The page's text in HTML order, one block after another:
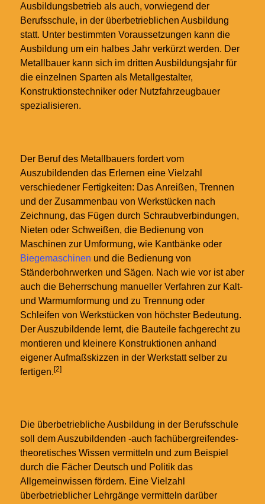
Ausbildungsbetrieb als auch, vorwiegend der
Berufsschule, in der überbetrieblichen Ausbildung
statt. Unter bestimmten Voraussetzungen kann die
Ausbildung um ein halbes Jahr verkürzt werden. Der
Metallbauer kann sich im dritten Ausbildungsjahr für
die einzelnen Sparten als Metallgestalter,
Konstruktionstechniker oder Nutzfahrzeugbauer
spezialisieren.
Der Beruf des Metallbauers fordert vom
Auszubildenden das Erlernen eine Vielzahl
verschiedener Fertigkeiten: Das Anreißen, Trennen
und der Zusammenbau von Werkstücken nach
Zeichnung, das Fügen durch Schraubverbindungen,
Nieten oder Schweißen, die Bedienung von
Maschinen zur Umformung, wie Kantbänke oder
Biegemaschinen und die Bedienung von
Ständerbohrwerken und Sägen. Nach wie vor ist aber
auch die Beherrschung manueller Verfahren zur Kalt-
und Warmumformung und zu Trennung oder
Schleifen von Werkstücken von höchster Bedeutung.
Der Auszubildende lernt, die Bauteile fachgerecht zu
montieren und kleinere Konstruktionen anhand
eigener Aufmaßskizzen in der Werkstatt selber zu
fertigen.[2]
Die überbetriebliche Ausbildung in der Berufsschule
soll dem Auszubildenden -auch fachübergreifendes-
theoretisches Wissen vermitteln und zum Beispiel
durch die Fächer Deutsch und Politik das
Allgemeinwissen fördern. Eine Vielzahl
überbetrieblicher Lehrgänge vermitteln darüber